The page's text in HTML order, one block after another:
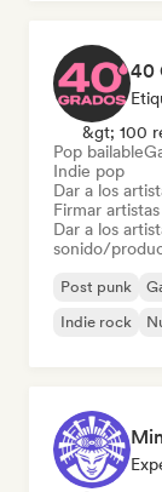
40
&gt; 100
Pop bailable
Indie pop
Dar a los
Firmar
Dar a los
sonido/
Post punk
Indie rock